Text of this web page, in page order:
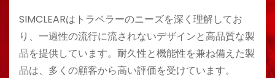
SIMCLEARはトラベラーのニーズを深く理解してお
り、一過性の流行に流されないデザインと高品質な製
品を提供しています。耐久性と機能性を兼ね備えた製
品は、多くの顧客から高い評価を受けています。